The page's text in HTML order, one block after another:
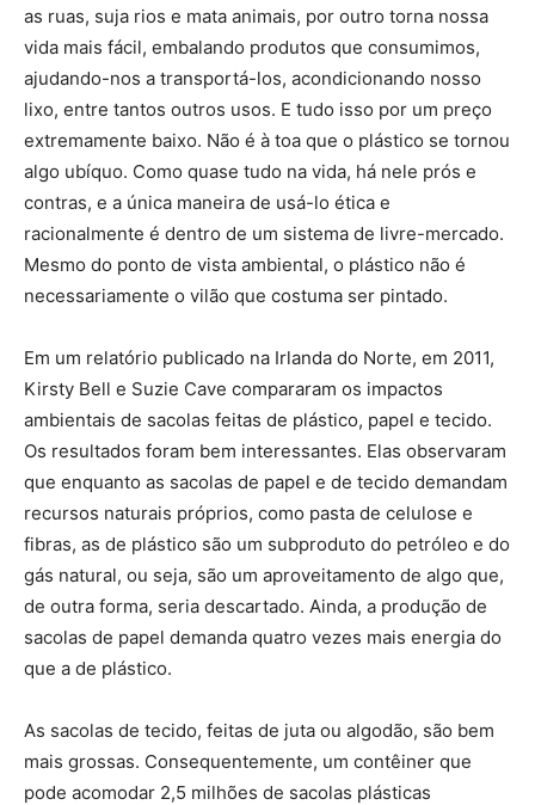
as ruas, suja rios e mata animais, por outro torna nossa
vida mais fácil, embalando produtos que consumimos,
ajudando-nos a transportá-los, acondicionando nosso
lixo, entre tantos outros usos. E tudo isso por um preço
extremamente baixo. Não é à toa que o plástico se tornou
algo ubíquo. Como quase tudo na vida, há nele prós e
contras, e a única maneira de usá-lo ética e
racionalmente é dentro de um sistema de livre-mercado.
Mesmo do ponto de vista ambiental, o plástico não é
necessariamente o vilão que costuma ser pintado.
Em um relatório publicado na Irlanda do Norte, em 2011,
Kirsty Bell e Suzie Cave compararam os impactos
ambientais de sacolas feitas de plástico, papel e tecido.
Os resultados foram bem interessantes. Elas observaram
que enquanto as sacolas de papel e de tecido demandam
recursos naturais próprios, como pasta de celulose e
fibras, as de plástico são um subproduto do petróleo e do
gás natural, ou seja, são um aproveitamento de algo que,
de outra forma, seria descartado. Ainda, a produção de
sacolas de papel demanda quatro vezes mais energia do
que a de plástico.
As sacolas de tecido, feitas de juta ou algodão, são bem
mais grossas. Consequentemente, um contêiner que
pode acomodar 2,5 milhões de sacolas plásticas